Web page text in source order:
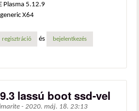
Plasma 5.12.9
X64
regisztráció és bejelentkezés
lassú boot ssd-vel
- 2020. máj. 18. 23:13